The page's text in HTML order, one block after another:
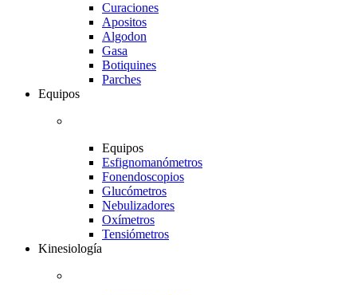
Curaciones
Apositos
Algodon
Gasa
Botiquines
Parches
Equipos
Equipos
Esfignomanómetros
Fonendoscopios
Glucómetros
Nebulizadores
Oxímetros
Tensiómetros
Kinesiología